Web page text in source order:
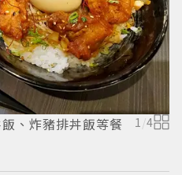
、炸豬排丼飯等餐
1/4